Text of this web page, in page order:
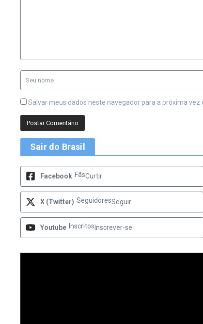
Salvar meus dados neste navegador para a próxima vez
Sair do Brasil
Facebook FãsCurtir
X (Twitter) SeguidoresSeguir
Youtube Inscritos Inscrever-se